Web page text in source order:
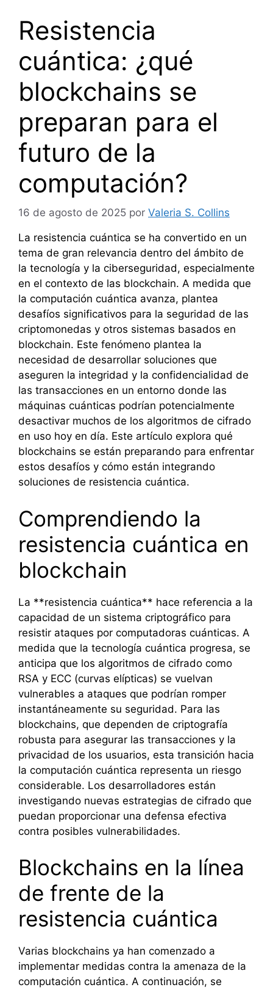
Resistencia
cuántica: ¿qué
blockchains se
preparan para el
futuro de la
computación?
16 de agosto de 2025 por Valeria S. Collins
La resistencia cuántica se ha convertido en un
tema de gran relevancia dentro del ámbito de
la tecnología y la ciberseguridad, especialmente
en el contexto de las blockchain. A medida que
la computación cuántica avanza, plantea
desafíos significativos para la seguridad de las
criptomonedas y otros sistemas basados en
blockchain. Este fenómeno plantea la
necesidad de desarrollar soluciones que
aseguren la integridad y la confidencialidad de
las transacciones en un entorno donde las
máquinas cuánticas podrían potencialmente
desactivar muchos de los algoritmos de cifrado
en uso hoy en día. Este artículo explora qué
blockchains se están preparando para enfrentar
estos desafíos y cómo están integrando
soluciones de resistencia cuántica.
Comprendiendo la
resistencia cuántica en
blockchain
La **resistencia cuántica** hace referencia a la
capacidad de un sistema criptográfico para
resistir ataques por computadoras cuánticas. A
medida que la tecnología cuántica progresa, se
anticipa que los algoritmos de cifrado como
RSA y ECC (curvas elípticas) se vuelvan
vulnerables a ataques que podrían romper
instantáneamente su seguridad. Para las
blockchains, que dependen de criptografía
robusta para asegurar las transacciones y la
privacidad de los usuarios, esta transición hacia
la computación cuántica representa un riesgo
considerable. Los desarrolladores están
investigando nuevas estrategias de cifrado que
puedan proporcionar una defensa efectiva
contra posibles vulnerabilidades.
Blockchains en la línea
de frente de la
resistencia cuántica
Varias blockchains ya han comenzado a
implementar medidas contra la amenaza de la
computación cuántica. A continuación, se